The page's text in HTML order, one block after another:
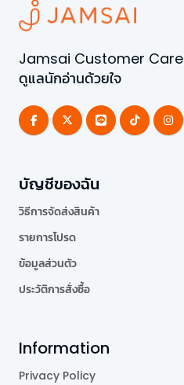
Jamsai Customer Care
ดูแลนักอ่านด้วยใจ
บัญชีของฉัน
วิธีการจัดส่งสินค้า
รายการโปรด
ข้อมูลส่วนตัว
ประวัติการสั่งซื้อ
Information
Privacy Policy